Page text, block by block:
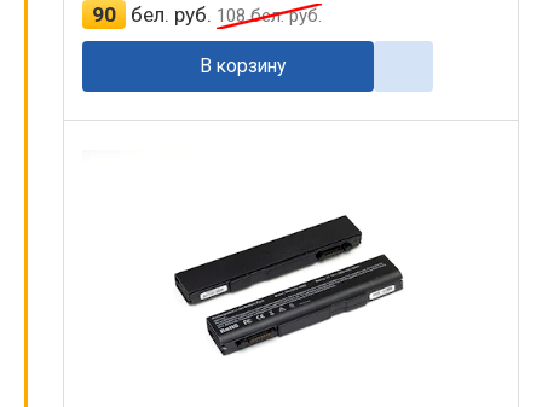
90 бел. руб. 108бел. руб.
В корзину